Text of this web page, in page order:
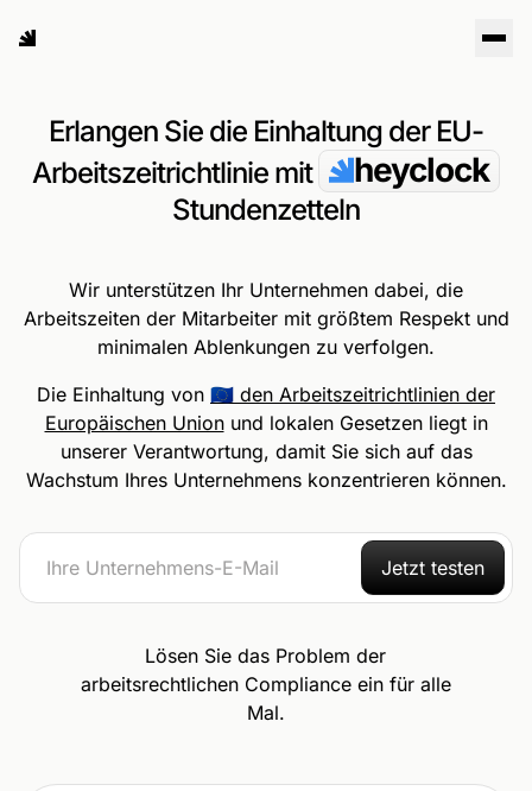
Erlangen Sie die Einhaltung der EU-
Arbeitszeitrichtlinie mit
heyclock
Stundenzetteln
Wir unterstützen Ihr Unternehmen dabei, die
Arbeitszeiten der Mitarbeiter mit größtem Respekt und
minimalen Ablenkungen zu verfolgen.
Die Einhaltung von 🇪🇺 den Arbeitszeitrichtlinien der
Europäischen Unionund lokalen Gesetzen liegt in
unserer Verantwortung, damit Sie sich auf das
Wachstum Ihres Unternehmens konzentrieren können.
Jetzt testen
Lösen Sie das Problem der
arbeitsrechtlichen Compliance ein für alle
Mal.